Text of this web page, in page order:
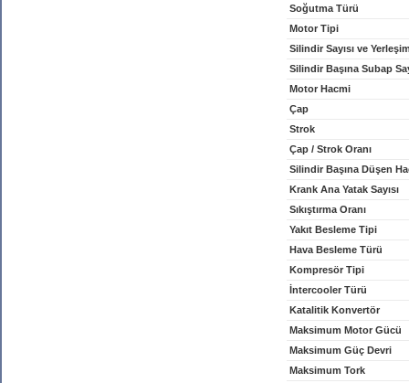
Soğutma Türü
Motor Tipi
Silindir Sayısı ve
Silindir Başına Subap
Motor Hacmi
Çap
Strok
Çap / Strok Oranı
Silindir Başına Düşen
Krank Ana Yatak Sayısı
Sıkıştırma Oranı
Yakıt Besleme Tipi
Hava Besleme Türü
Kompresör Tipi
İntercooler Türü
Katalitik Konvertör
Maksimum Motor Gücü
Maksimum Güç Devri
Maksimum Tork